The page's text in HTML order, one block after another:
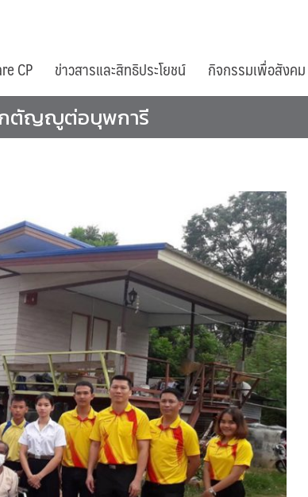
CP ข่าวสารและสิทธิประโยชน์ กิจกรรมเพื่อสังคม
กตัญญูต่อบุพการี